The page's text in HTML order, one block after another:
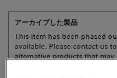
アーカイブした製品
This item has been phased
available. Please contact us
alternative products that may